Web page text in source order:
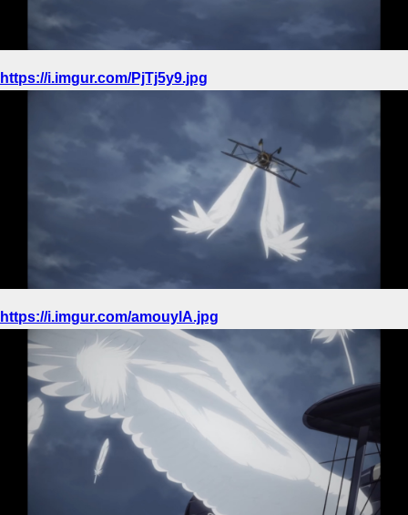
【競馬】G1・2勝 アスコリピチェーノが引退 繁殖入りへ
https://i.imgur.com/PjTj5y9.jpg
https://i.imgur.com/amouylA.jpg